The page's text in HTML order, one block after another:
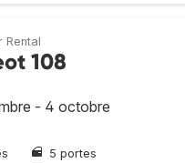
Rental
108
- 4 octobre
5 portes